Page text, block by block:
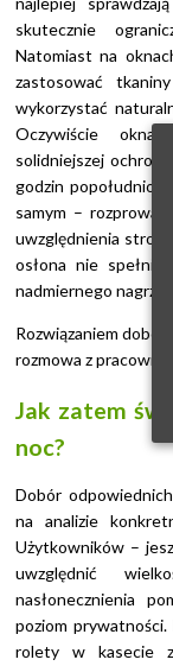
skutecznie
Natomiast na
zastosować
wykorzystać
Oczywiście okna
solidniejszej
godzin
samym –
uwzględnienia stron
osłona nie
nadmiernego
Rozwiązaniem
rozmowa z
Jak zatem
noc?
Dobór
na analizie
Użytkowników –
uwzględnić
nasłonecznienia
poziom
rolety w kasecie